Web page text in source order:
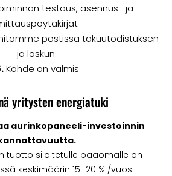
testaus, asennus- ja
postissa takuutodistuksen
ja laskun.
Kohde on valmis
yritysten energiatuki
aurinkopaneeli-investoinnin
tuotto sijoitetulle pääomalle on
keskimäärin 15–20 % /vuosi.